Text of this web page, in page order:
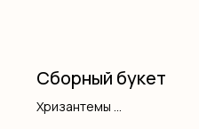
Сборный букет
Хризантемы